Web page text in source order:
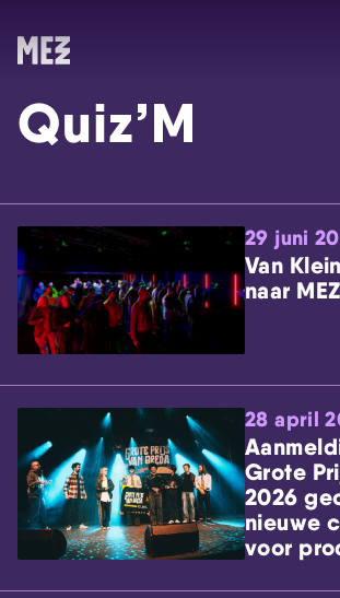
Skip navigatie
Quiz’M
29 juni
Van
naar
28 april
Grote
2026
nieuwe
voor